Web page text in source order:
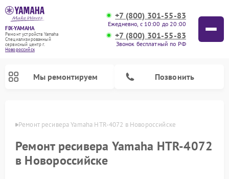
FIX-YAMAHA
Ремонт устройств Yamaha
Специализированный
cервисный центр г.
Новороссийск
+7 (800) 301-55-83
Ежедневно, с 10:00 до 20:00
+7 (800) 301-55-83
Звонок бесплатный по РФ
Мы ремонтируем Позвонить
Ремонт ресивера Yamaha HTR-4072 в Новороссийске
Ремонт ресивера Yamaha HTR-4072
в Новороссийске